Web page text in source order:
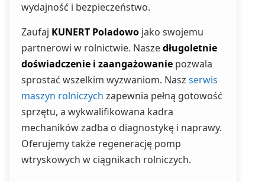
wydajność i bezpieczeństwo.
Zaufaj KUNERT Poladowo jako swojemu
partnerowi w rolnictwie. Naszedługoletnie
doświadczenie i zaangażowanie pozwala
sprostać wszelkim wyzwaniom. Nasz serwis
maszyn rolniczych zapewnia pełną gotowość
sprzętu, a wykwalifikowana kadra
mechaników zadba o diagnostykę i naprawy.
Oferujemy także regenerację pomp
wtryskowych w ciągnikach rolniczych.